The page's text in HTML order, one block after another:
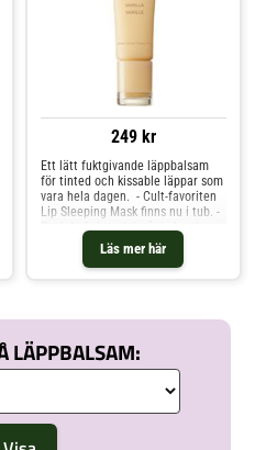
249 kr
Läs mer här
Ett lätt fuktgivande läppbalsam
för tinted och kissable läppar som
vara hela dagen. - Cult-favoriten
Lip Sleeping Mask finns nu i tub. -
Perfekt fickstorlek så du kan ha
med den överallt. - Innehåller
murumuru och sheasmör. - Ger
fukt och håller hela dagen.Vegan :
ursprung.
LÄPPBALSAM: